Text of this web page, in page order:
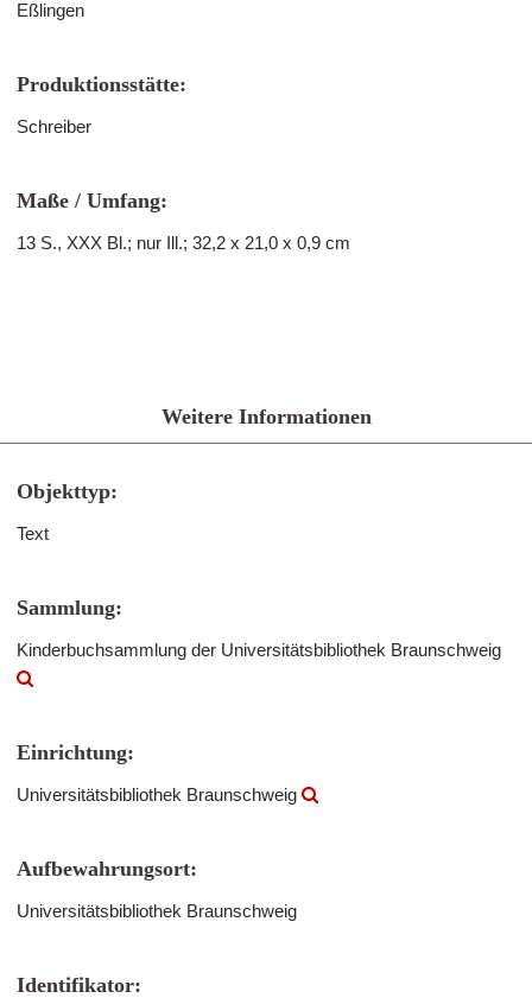
Eßlingen
Produktionsstätte:
Schreiber
Maße / Umfang:
13 S., XXX Bl.; nur Ill.; 32,2 x 21,0 x 0,9 cm
Weitere Informationen
Objekttyp:
Text
Sammlung:
Kinderbuchsammlung der Universitätsbibliothek Braunschweig
Einrichtung:
Universitätsbibliothek Braunschweig
Aufbewahrungsort:
Universitätsbibliothek Braunschweig
Identifikator: